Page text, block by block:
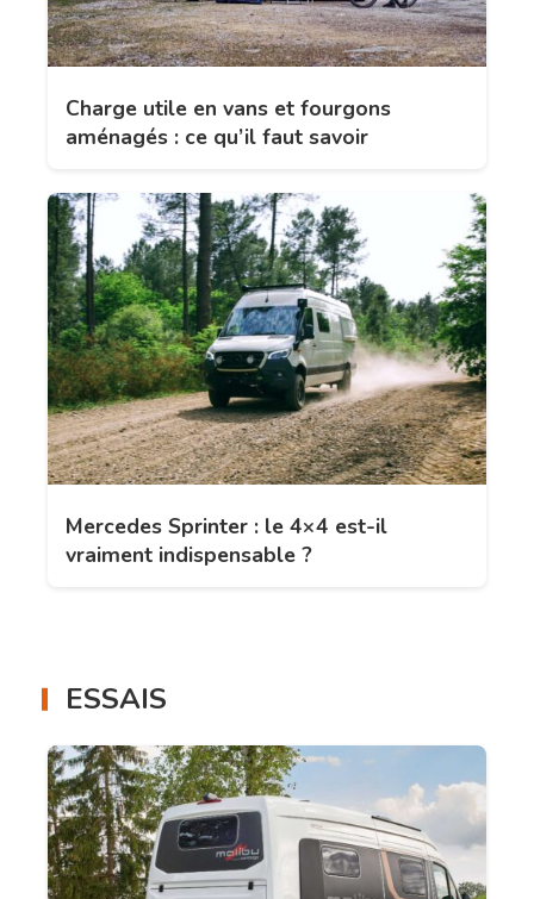
Charge utile en vans et fourgons
aménagés : ce qu’il faut savoir
Mercedes Sprinter : le 4×4 est-il
vraiment indispensable ?
ESSAIS